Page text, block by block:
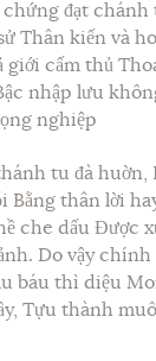
chứng đạt
Thân kiến và
giới cấm thủ
nhập lưu
nghiệp
tu đà huờn,
Bằng thân lời
che dấu Được
Do vậy chính
báu thì diệu
Tựu thành